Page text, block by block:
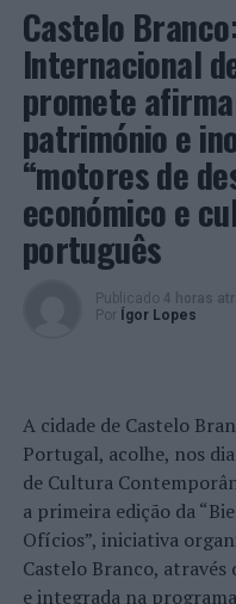
Castelo
Internacional
promete
património e
“motores de
económico e
português
Publicado 4 horas
Por
Ígor Lopes
A cidade de Castelo
Portugal, acolhe, nos
de Cultura
a primeira edição da
Ofícios”, iniciativa
Castelo Branco, através
e integrada na